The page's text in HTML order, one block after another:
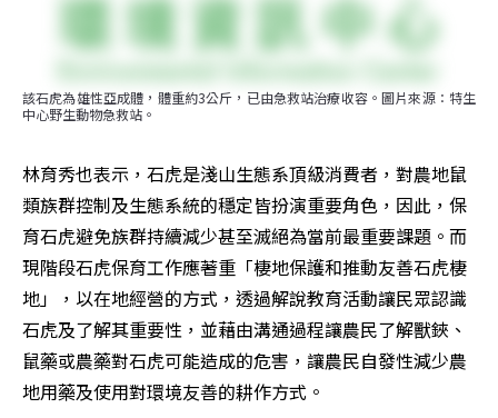
該石虎為雄性亞成體，體重約3公斤，已由急救站治療收容。圖片來源：特生
中心野生動物急救站。
林育秀也表示，石虎是淺山生態系頂級消費者，對農地鼠
類族群控制及生態系統的穩定皆扮演重要角色，因此，保
育石虎避免族群持續減少甚至滅絕為當前最重要課題。而
現階段石虎保育工作應著重「棲地保護和推動友善石虎棲
地」，以在地經營的方式，透過解說教育活動讓民眾認識
石虎及了解其重要性，並藉由溝通過程讓農民了解獸鋏、
鼠藥或農藥對石虎可能造成的危害，讓農民自發性減少農
地用藥及使用對環境友善的耕作方式。